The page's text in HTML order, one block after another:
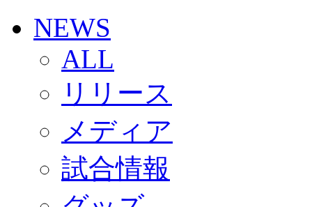
SCHEDULE
2026/27
練習見学時のファンサービスについて
TICKET
奈良クラブ明治安田J3リーグ2026/27シーズン試
奈良クラブ明治安田Ｊ3リーグ 2026/27シーズン「
観戦ルール＆マナー
2026/27ファンコミュニティ
サポートショップ
GOODS
オフィシャルストア（実店舗）
オンラインストア
ACADEMY
NEWS
ALL
リリース
メディア
試合情報